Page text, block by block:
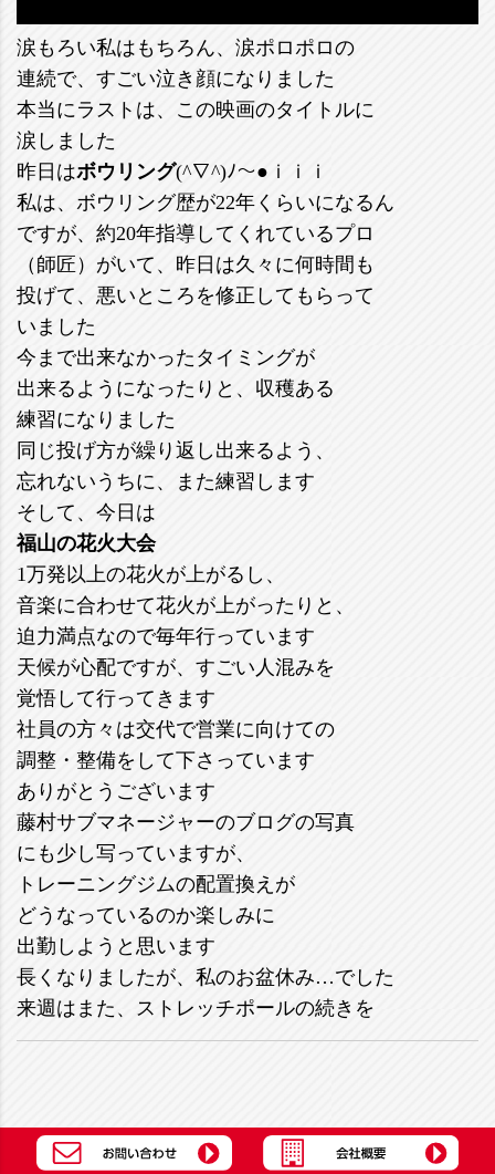
涙もろい私はもちろん、涙ポロポロの
連続で、すごい泣き顔になりました
本当にラストは、この映画のタイトルに
涙しました
昨日はボウリング(^∇^)ﾉ～●ｉｉｉ
私は、ボウリング歴が22年くらいになるん
ですが、約20年指導してくれているプロ
（師匠）がいて、昨日は久々に何時間も
投げて、悪いところを修正してもらって
いました
今まで出来なかったタイミングが
出来るようになったりと、収穫ある
練習になりました
同じ投げ方が繰り返し出来るよう、
忘れないうちに、また練習します
そして、今日は
福山の花火大会
1万発以上の花火が上がるし、
音楽に合わせて花火が上がったりと、
迫力満点なので毎年行っています
天候が心配ですが、すごい人混みを
覚悟して行ってきます
社員の方々は交代で営業に向けての
調整・整備をして下さっています
ありがとうございます
藤村サブマネージャーのブログの写真
にも少し写っていますが、
トレーニングジムの配置換えが
どうなっているのか楽しみに
出勤しようと思います
長くなりましたが、私のお盆休み…でした
来週はまた、ストレッチポールの続きを